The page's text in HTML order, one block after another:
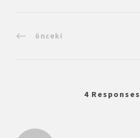
önceki
4 Responses